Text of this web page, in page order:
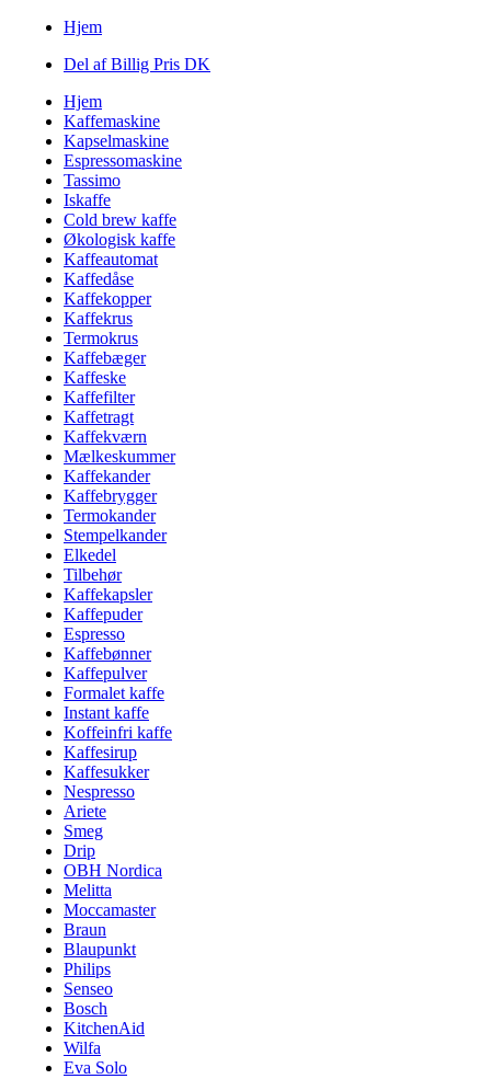
Hjem
Del af Billig Pris DK
Hjem
Kaffemaskine
Kapselmaskine
Espressomaskine
Tassimo
Iskaffe
Cold brew kaffe
Økologisk kaffe
Kaffeautomat
Kaffedåse
Kaffekopper
Kaffekrus
Termokrus
Kaffebæger
Kaffeske
Kaffefilter
Kaffetragt
Kaffekværn
Mælkeskummer
Kaffekander
Kaffebrygger
Termokander
Stempelkander
Elkedel
Tilbehør
Kaffekapsler
Kaffepuder
Espresso
Kaffebønner
Kaffepulver
Formalet kaffe
Instant kaffe
Koffeinfri kaffe
Kaffesirup
Kaffesukker
Nespresso
Ariete
Smeg
Drip
OBH Nordica
Melitta
Moccamaster
Braun
Blaupunkt
Philips
Senseo
Bosch
KitchenAid
Wilfa
Eva Solo